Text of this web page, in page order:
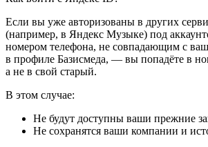
Если вы уже авторизованы в других
(например, в Яндекс Музыке) под
номером телефона, не совпадающим с
в профиле Базисмеда, — вы попадёте в
а не в свой старый.
В этом случае:
Не будут доступны ваши прежние
Не сохранятся ваши компании и